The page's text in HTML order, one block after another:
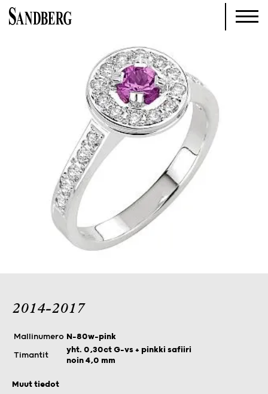
2014-2017
Mallinumero N-80w-pink
Timantit
yht. 0,30ct G-vs + pinkki safiiri
noin 4,0 mm
Muut tiedot